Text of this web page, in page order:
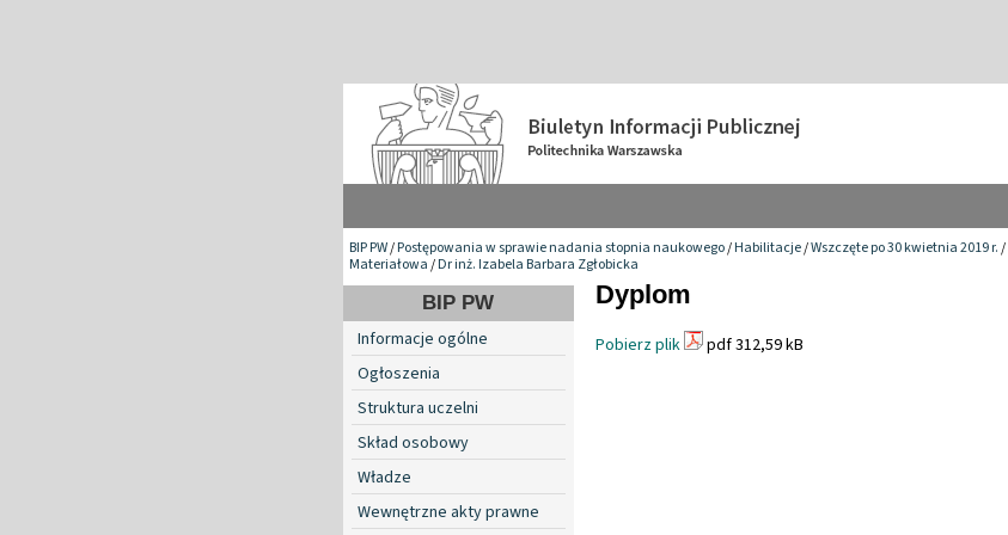
BIP PW/Postępowania w sprawie nadania stopnia naukowego/Habilitacje/Wszczęte po 30 kwietnia 2019 r./
Materiałowa/Dr inż. Izabela Barbara Zgłobicka
BIP PW
Informacje ogólne
Ogłoszenia
Struktura uczelni
Skład osobowy
Władze
Wewnętrzne akty prawne
Dyplom
Pobierz plik pdf 312,59 kB